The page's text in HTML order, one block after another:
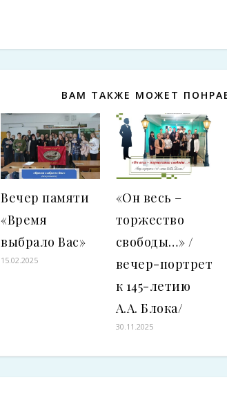
ВАМ ТАКЖЕ МОЖЕТ
Вечер памяти
«Время
выбрало Вас»
15.02.2025
«Он весь –
торжество
свободы…» /
вечер-портрет
к 145-летию
А.А. Блока/
30.11.2025